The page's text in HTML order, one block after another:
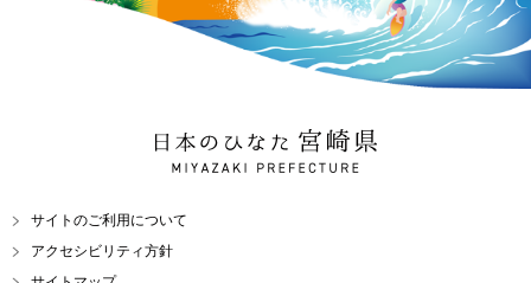
日本のひなた 宮崎県
MIYAZAKI PREFECTURE
サイトのご利用について
アクセシビリティ方針